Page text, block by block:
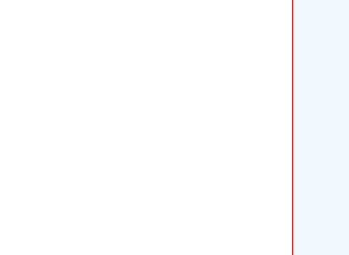
深圳南山出口退税培训课程_职场天地_天涯论坛_
深圳南山教你怎样注册公司,深圳公司注册流程小
深圳龙华优质的深圳南山注册公司业务一般需要
深圳专利变更：含（中国）企业名称核准、变更